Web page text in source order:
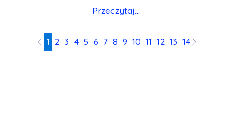
Przeczytaj...
1 2 3 4 5 6 7 8 9 10 11 12 13 14 15